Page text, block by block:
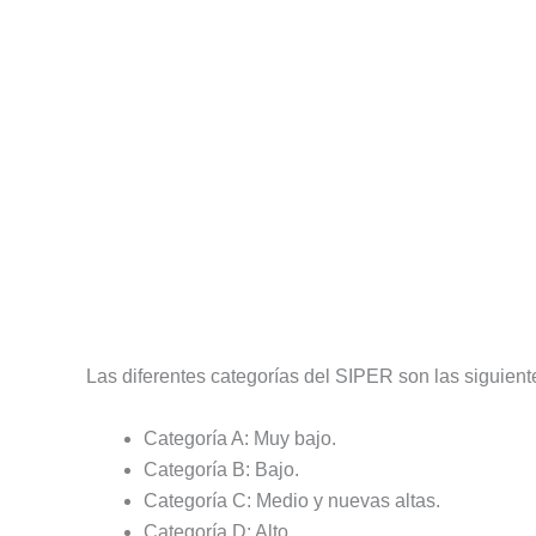
Las diferentes categorías del SIPER son las
Categoría A: Muy bajo.
Categoría B: Bajo.
Categoría C: Medio y nuevas altas.
Categoría D: Alto.